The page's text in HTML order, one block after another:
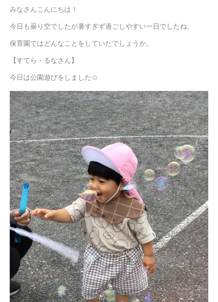
みなさんこんにちは！
今日も曇り空でしたが暑すぎず過ごしやすい一日でしたね。
保育園ではどんなことをしていたでしょうか。
【すてら・るなさん】
今日は公園遊びをしました☆